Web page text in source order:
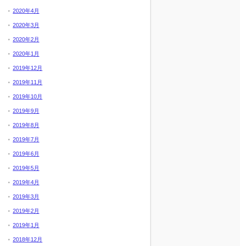
2020年4月
2020年3月
2020年2月
2020年1月
2019年12月
2019年11月
2019年10月
2019年9月
2019年8月
2019年7月
2019年6月
2019年5月
2019年4月
2019年3月
2019年2月
2019年1月
2018年12月